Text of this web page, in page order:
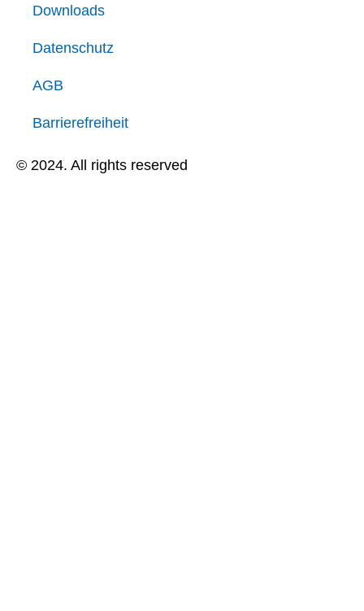
Downloads
Datenschutz
AGB
Barrierefreiheit
© 2024. All rights reserved